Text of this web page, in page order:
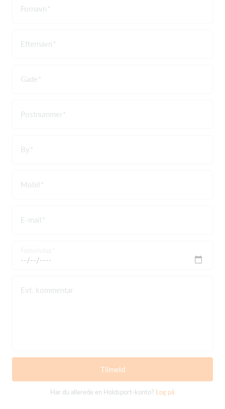
Fornavn
Efternavn
Gade
Postnummer
By
Mobil
E-mail
Evt. kommentar
Tilmeld
Har du allerede en Holdsport-konto? Log på